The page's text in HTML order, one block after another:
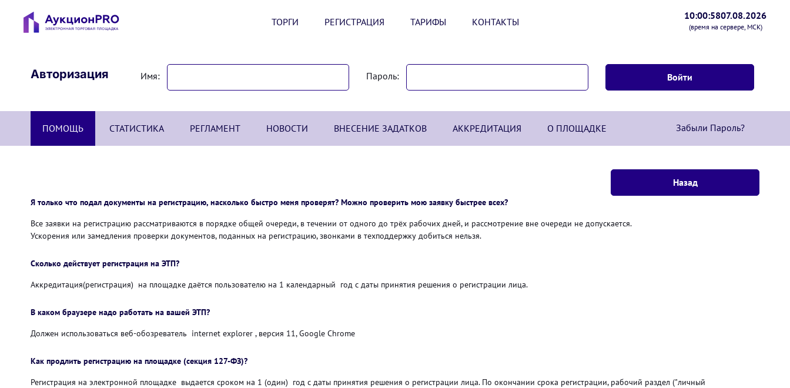
ТОРГИ РЕГИСТРАЦИЯ ТАРИФЫ КОНТАКТЫ
10:00:5807.08.2026
(время на сервере, МСК)
Авторизация Имя: Пароль:
ПОМОЩЬ СТАТИСТИКА РЕГЛАМЕНТ НОВОСТИ ВНЕСЕНИЕ ЗАДАТКОВ АККРЕДИТАЦИЯ О ПЛОЩАДКЕ Забыли Пароль?
Я только что подал документы на регистрацию, насколько быстро меня проверят? Можно проверить мою заявку быстрее всех?
Все заявки на регистрацию рассматриваются в порядке общей очереди, в течении от одного до трёх рабочих дней, и рассмотрение вне очереди не допускается.
Ускорения или замедления проверки документов, поданных на регистрацию, звонками в техподдержку добиться нельзя.
Сколько действует регистрация на ЭТП?
Аккредитация(регистрация) на площадке даётся пользователю на 1 календарный год с даты принятия решения о регистрации лица.
В каком браузере надо работать на вашей ЭТП?
Должен использоваться веб-обозреватель internet explorer , версия 11, Google Chrome
Как продлить регистрацию на площадке (секция 127-ФЗ)?
Регистрация на электронной площадке выдается сроком на 1 (один) год с даты принятия решения о регистрации лица. По окончании срока регистрации, рабочий раздел ("личный